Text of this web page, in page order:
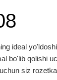
ideal
bo'lib qolishi
siz